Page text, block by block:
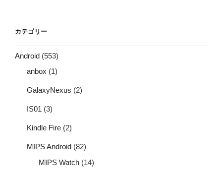
カテゴリー
Android (553)
anbox (1)
GalaxyNexus (2)
IS01 (3)
Kindle Fire (2)
MIPS Android (82)
MIPS Watch (14)